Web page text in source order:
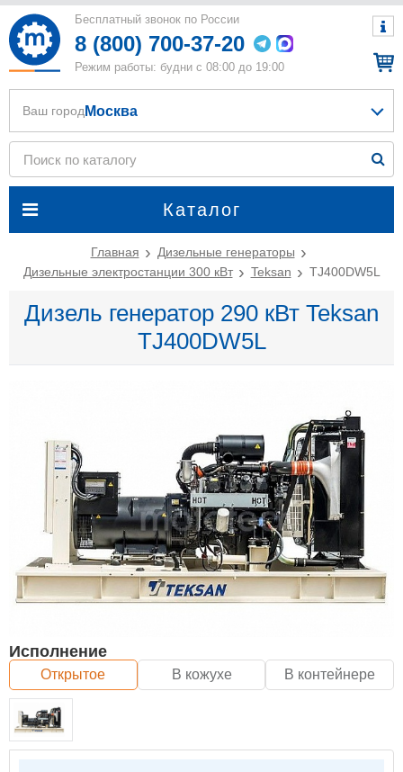
Бесплатный звонок по России
8 (800) 700-37-20
Режим работы: будни с 08:00 до 19:00
Каталог
Ваш город Москва
Главная
Дизельные генераторы
Дизельные электростанции 300 кВт
Teksan TJ400DW5L
Дизель генератор 290 кВт Teksan
TJ400DW5L
Исполнение
Открытое В кожухе В контейнере